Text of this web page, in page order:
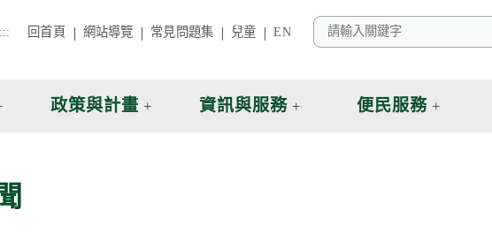
::: 回首頁 網站導覽 常見問題集 兒童 EN
政策與計畫 資訊與服務 便民服務